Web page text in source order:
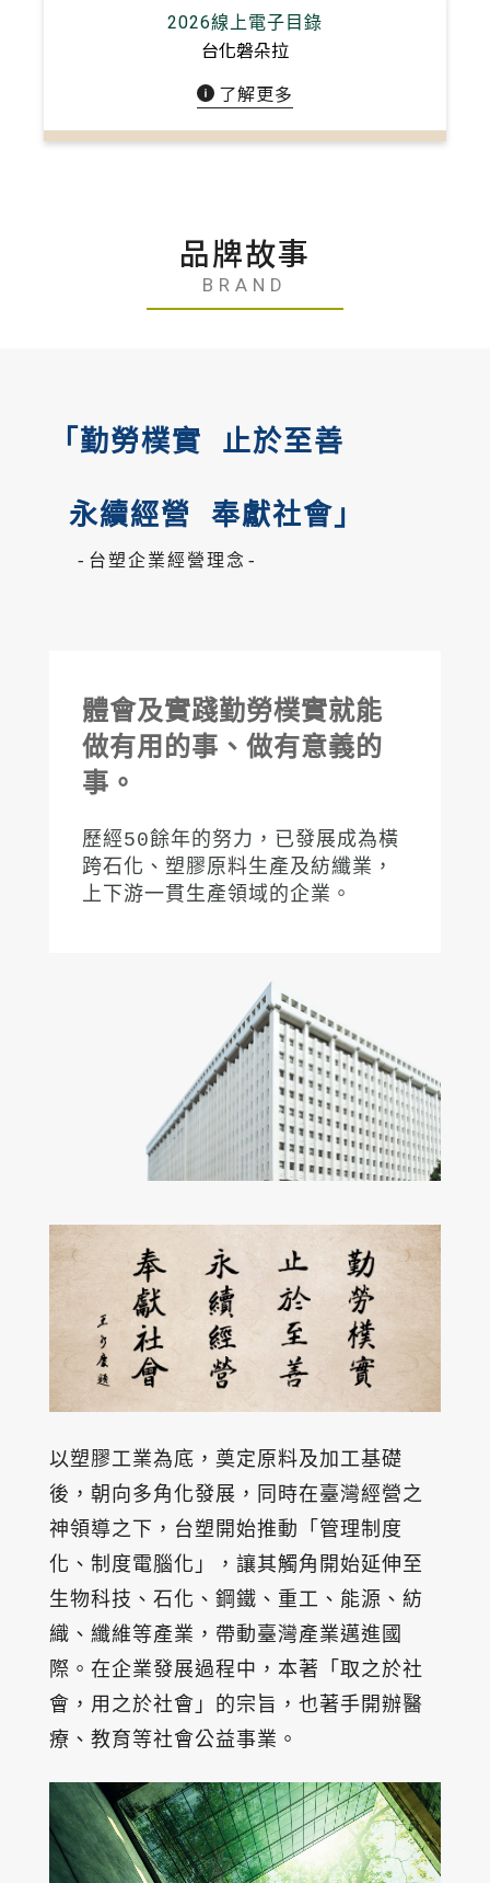
搜尋
ESG 碳足跡計算器
太格奧運五環 台灣綠建材
2026線上電子目錄
台化磐朵拉
了解更多
品牌故事
BRAND
「勤勞樸實 止於至善
永續經營 奉獻社會」
  -台塑企業經營理念-
體會及實踐勤勞樸實就能
做有用的事、做有意義的
事。
歷經50餘年的努力，已發展成為橫
跨石化、塑膠原料生產及紡纖業，
上下游一貫生產領域的企業。
以塑膠工業為底，奠定原料及加工基礎
後，朝向多角化發展，同時在臺灣經營之
神領導之下，台塑開始推動「管理制度
化、制度電腦化」，讓其觸角開始延伸至
生物科技、石化、鋼鐵、重工、能源、紡
織、纖維等產業，帶動臺灣產業邁進國
際。在企業發展過程中，本著「取之於社
會，用之於社會」的宗旨，也著手開辦醫
療、教育等社會公益事業。